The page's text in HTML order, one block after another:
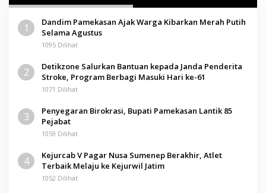
1
Dandim Pamekasan Ajak Warga Kibarkan Merah Putih
Selama Agustus
1095 Dilihat
2
Detikzone Salurkan Bantuan kepada Janda Penderita
Stroke, Program Berbagi Masuki Hari ke-61
1071 Dilihat
3
Penyegaran Birokrasi, Bupati Pamekasan Lantik 85
Pejabat
1059 Dilihat
4
Kejurcab V Pagar Nusa Sumenep Berakhir, Atlet
Terbaik Melaju ke Kejurwil Jatim
1052 Dilihat